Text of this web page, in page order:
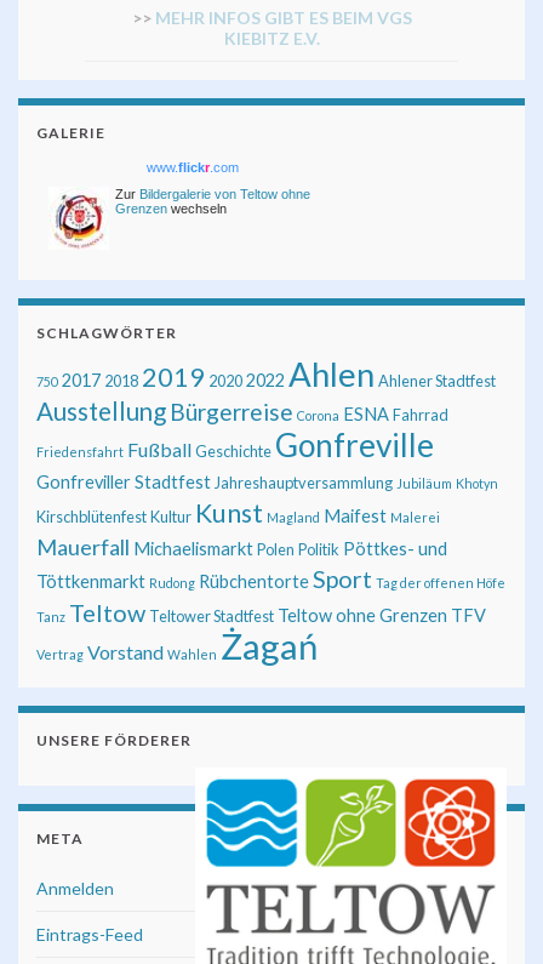
>> MEHR INFOS GIBT ES BEIM VGS
KIEBITZ E.V.
GALERIE
www.flickr.com
Zur Bildergalerie von Teltow ohne
Grenzen wechseln
SCHLAGWÖRTER
750 2017 2018 2019 20202022 Ahlen Ahlener Stadtfest
Ausstellung Bürgerreise Corona ESNAFahrrad
Friedensfahrt FußballGeschichte Gonfreville
Gonfreviller Stadtfest Jahreshauptversammlung Jubiläum Khotyn
KirschblütenfestKultur Kunst Magland Maifest Malerei
Mauerfall MichaelismarktPolen Politik Pöttkes- und
Töttkenmarkt Rudong RübchentorteSport Tag der offenen Höfe
Tanz Teltow Teltower Stadtfest Teltow ohne Grenzen TFV
Vertrag Vorstand Wahlen Żagań
UNSERE FÖRDERER
META
Anmelden
Eintrags-Feed